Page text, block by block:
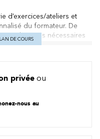
d’exercices/ateliers et
du formateur. De
explications nécessaires
et d’exemples
DE COURS
privée ou
nous au